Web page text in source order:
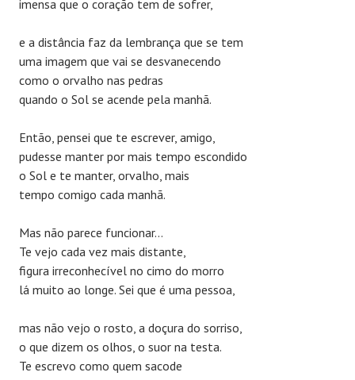
imensa que o coração tem de sofrer,
e a distância faz da lembrança que se tem
uma imagem que vai se desvanecendo
como o orvalho nas pedras
quando o Sol se acende pela manhã.
Então, pensei que te escrever, amigo,
pudesse manter por mais tempo escondido
o Sol e te manter, orvalho, mais
tempo comigo cada manhã.
Mas não parece funcionar…
Te vejo cada vez mais distante,
figura irreconhecível no cimo do morro
lá muito ao longe. Sei que é uma pessoa,
mas não vejo o rosto, a doçura do sorriso,
o que dizem os olhos, o suor na testa.
Te escrevo como quem sacode